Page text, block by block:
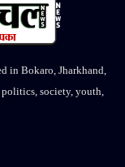
in Bokaro, Jharkhand,
society, youth,